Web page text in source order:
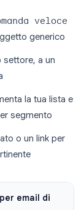
veloce
generico
settore, a un
la tua lista e
segmento
o un link per
email di